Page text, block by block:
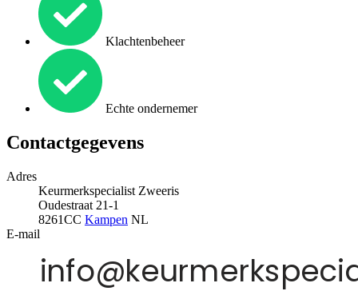
Klachtenbeheer
Echte ondernemer
Contactgegevens
Adres
Keurmerkspecialist Zweeris
Oudestraat 21-1
8261CC Kampen NL
E-mail